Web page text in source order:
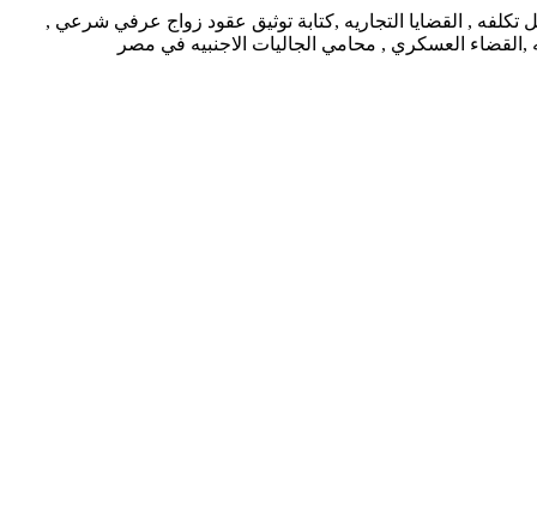
, القضايا التجاريه ,كتابة توثيق عقود زواج عرفي شرعي ,
,القضاء العسكري , محامي الجاليات الاجنبيه في مصر